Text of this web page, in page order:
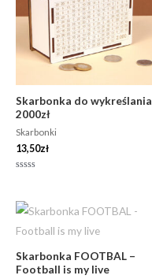
Skarbonka do wykreślania
2000zł
Skarbonki
13,50zł
5
Skarbonka FOOTBAL –
Football is my live